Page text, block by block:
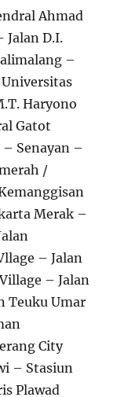
Ahmad
Jalan D.I.
–
Haryono
Gatot
Senayan –
/
Merak –
– Jalan
– Jalan
Teuku Umar
City
– Stasiun
Plawad